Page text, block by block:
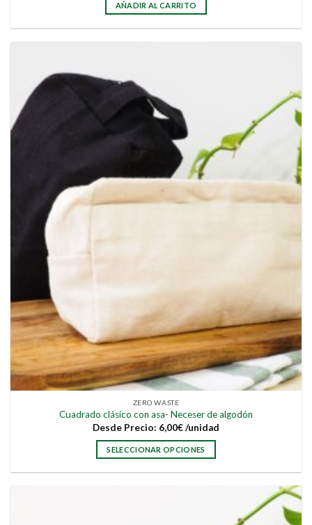
AÑADIR AL CARRITO
ZERO WASTE
Cuadrado clásico con asa- Neceser de algodón
Desde Precio: 6,00€/unidad
SELECCIONAR OPCIONES